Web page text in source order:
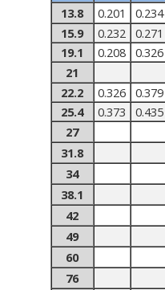
13.8 0.201 0.234
15.9
0.232 0.271
19.1
0.208 0.326
21
22.2
0.326 0.379
25.4
0.373 0.435
27
31.8
34
38.1
42
49
60
76